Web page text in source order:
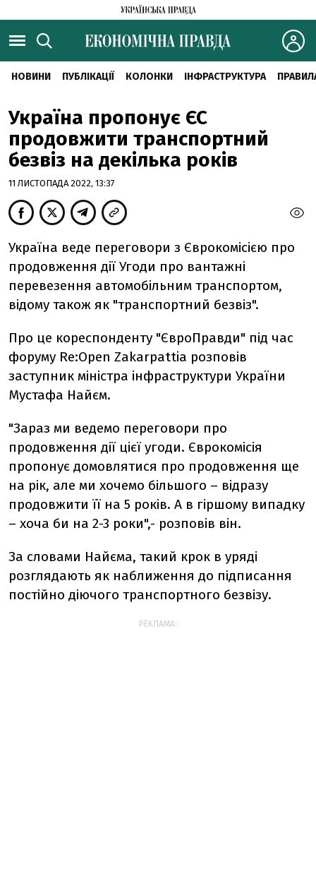
НОВИНИ ПУБЛІКАЦІЇ КОЛОНКИ ІНФРАСТРУКТУРА
Україна пропонує ЄС
продовжити транспортний
безвіз на декілька років
11 ЛИСТОПАДА 2022, 13:37
Україна веде переговори з Єврокомісією про
продовження дії Угоди про вантажні
перевезення автомобільним транспортом,
відому також як "транспортний безвіз".
Про це кореспонденту "ЄвроПравди" під час
форуму Re:Open Zakarpattia розповів
заступник міністра інфраструктури України
Мустафа Найєм.
"Зараз ми ведемо переговори про
продовження дії цієї угоди. Єврокомісія
пропонує домовлятися про продовження ще
на рік, але ми хочемо більшого – відразу
продовжити її на 5 років. А в гіршому випадку
– хоча би на 2-3 роки",- розповів він.
За словами Найєма, такий крок в уряді
розглядають як наближення до підписання
постійно діючого транспортного безвізу.
РЕКЛАМА: